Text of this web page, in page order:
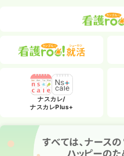
ナスカレ/
ナスカレPlus+